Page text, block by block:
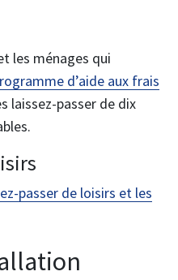
les ménages qui
d’aide aux frais
laissez-passer de dix
passer de loisirs et les